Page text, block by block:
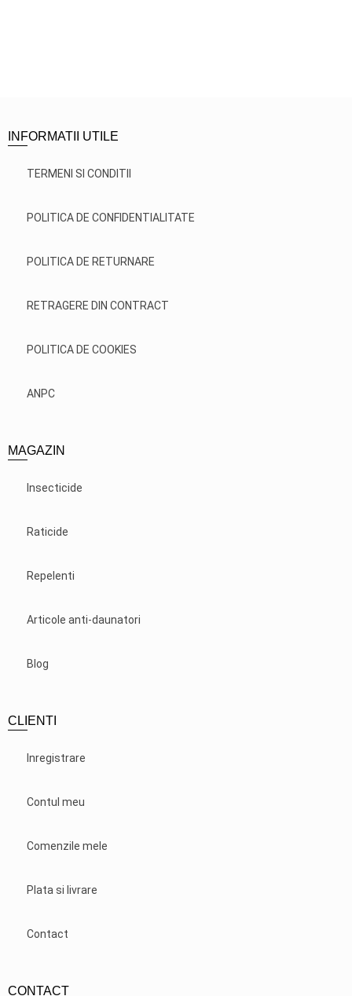
INFORMATII UTILE
TERMENI SI CONDITII
POLITICA DE CONFIDENTIALITATE
POLITICA DE RETURNARE
RETRAGERE DIN CONTRACT
POLITICA DE COOKIES
ANPC
MAGAZIN
Insecticide
Raticide
Repelenti
Articole anti-daunatori
Blog
CLIENTI
Inregistrare
Contul meu
Comenzile mele
Plata si livrare
Contact
CONTACT